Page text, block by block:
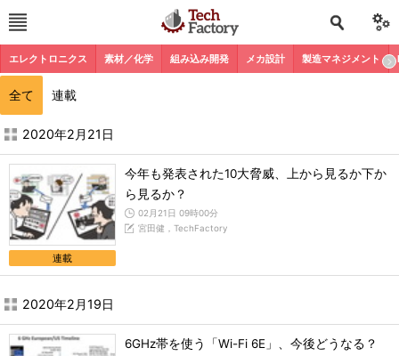
エレクトロニクス 素材／化学 組み込み開発 メカ設計 製造マネジメント
全て 連載
2020年2月の記事一覧 - TechFactory
2020年2月21日
連載
今年も発表された10大脅威、上から見るか下か
ら見るか？
02月21日 09時00分
宮田健，TechFactory
2020年2月19日
6GHz帯を使う「Wi-Fi 6E」、今後どうなる？